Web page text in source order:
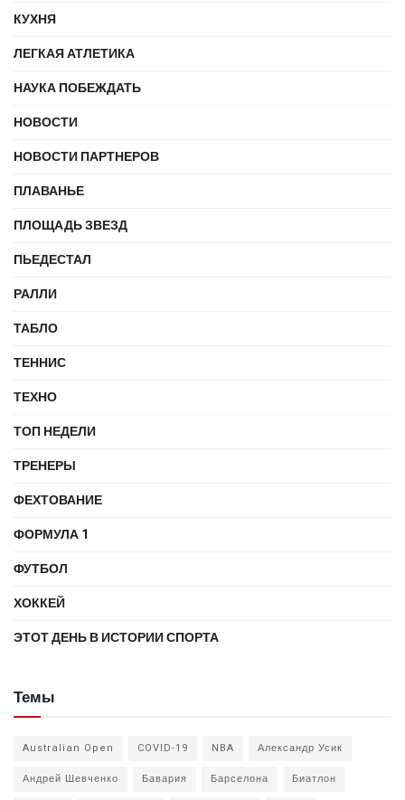
КУХНЯ
ЛЕГКАЯ АТЛЕТИКА
НАУКА ПОБЕЖДАТЬ
НОВОСТИ
НОВОСТИ ПАРТНЕРОВ
ПЛАВАНЬЕ
ПЛОЩАДЬ ЗВЕЗД
ПЬЕДЕСТАЛ
РАЛЛИ
ТАБЛО
ТЕННИС
ТЕХНО
ТОП НЕДЕЛИ
ТРЕНЕРЫ
ФЕХТОВАНИЕ
ФОРМУЛА 1
ФУТБОЛ
ХОККЕЙ
ЭТОТ ДЕНЬ В ИСТОРИИ СПОРТА
Темы
Australian Open COVID-19 NBA
Александр Усик
Андрей Шевченко
Бавария Барселона
Биатлон